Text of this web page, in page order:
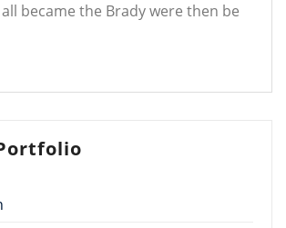
became the Brady were then be